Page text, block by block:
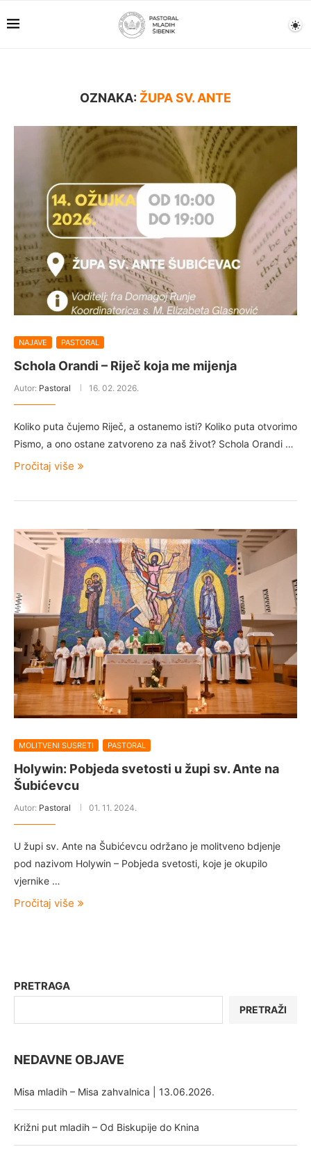
OZNAKA: ŽUPA SV. ANTE
NAJAVE PASTORAL
Schola Orandi – Riječ koja me mijenja
Autor: Pastoral 16. 02. 2026.
Koliko puta čujemo Riječ, a ostanemo isti? Koliko puta otvorimo
Pismo, a ono ostane zatvoreno za naš život? Schola Orandi …
Pročitaj više
MOLITVENI SUSRETI PASTORAL
Holywin: Pobjeda svetosti u župi sv. Ante na
Šubićevcu
Autor: Pastoral 01. 11. 2024.
U župi sv. Ante na Šubićevcu održano je molitveno bdjenje
pod nazivom Holywin – Pobjeda svetosti, koje je okupilo
vjernike …
Pročitaj više
PRETRAGA
PRETRAŽI
NEDAVNE OBJAVE
Misa mladih – Misa zahvalnica | 13.06.2026.
Križni put mladih – Od Biskupije do Knina